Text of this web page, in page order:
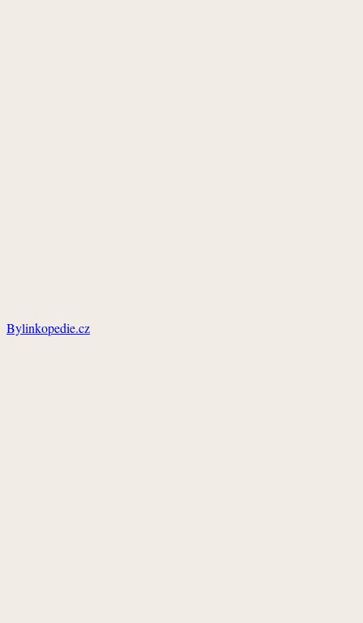
Bylinkopedie.cz